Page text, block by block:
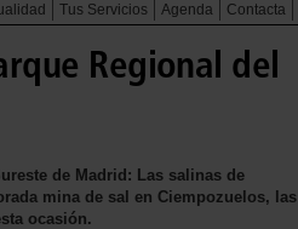
Tus Servicios Agenda Contacta
Regional del
de Madrid: Las salinas de
mina de sal en Ciempozuelos, las
ocasión.